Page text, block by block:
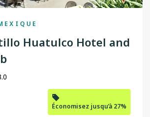
Huatulco Hotel and
Économisez jusqu’à 27%